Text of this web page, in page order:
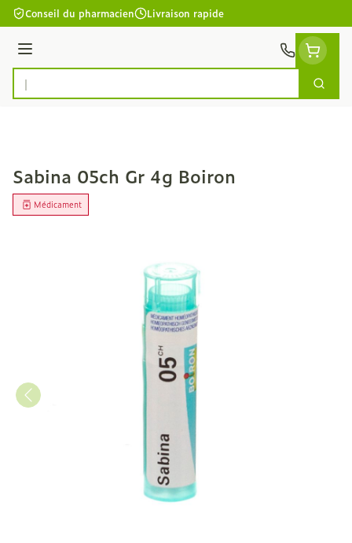
Aller au contenu
Conseil du pharmacien Livraison rapide
Menu
Rechercher
Sabina 05ch Gr 4g Boiron
Médicament